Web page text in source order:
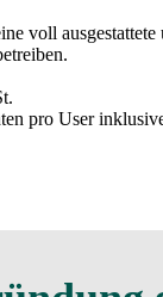
voll
pro User